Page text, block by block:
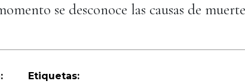
se desconoce las causas de
Etiquetas: